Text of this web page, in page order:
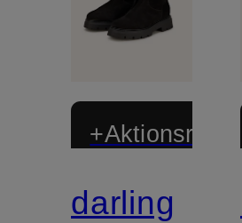
+Aktionsrabatt
darling